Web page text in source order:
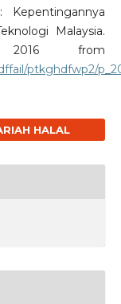
Kepentingannya
Malaysia.
2016 from
ptkghdfwp2/
HALAL